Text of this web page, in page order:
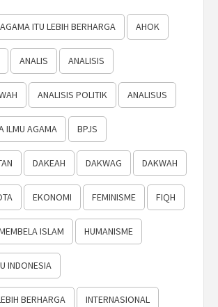
AGAMA ITU LEBIH BERHARGA AHOK
ANALIS ANALISIS
ANALISIS POLITIK ANALISUS
ILMU AGAMA BPJS
DAKEAH DAKWAG DAKWAH
EKONOMI FEMINISME FIQH
ISLAM HUMANISME
INDONESIA
BERHARGA INTERNASIONAL